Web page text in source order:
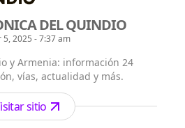
DEL QUINDIO
5, 2025 - 7:37 am
y Armenia: información 24
vías, actualidad y más.
sitio